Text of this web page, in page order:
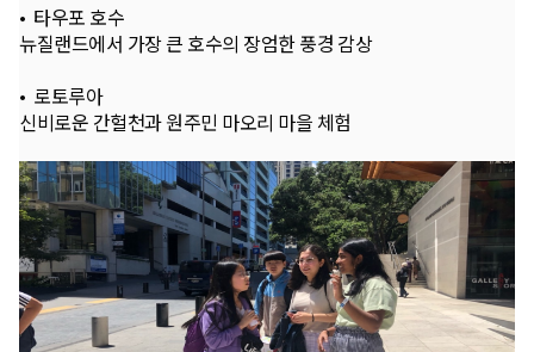
• 타우포 호수
뉴질랜드에서 가장 큰 호수의 장엄한 풍경 감상
• 로토루아
신비로운 간헐천과 원주민 마오리 마을 체험